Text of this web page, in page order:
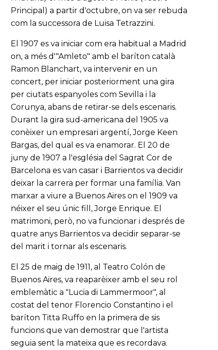
Principal) a partir d'octubre, on va ser rebuda
com la successora de Luisa Tetrazzini.
El 1907 es va iniciar com era habitual a Madrid
on, a més d'"Amleto" amb el baríton català
Ramon Blanchart, va intervenir en un
concert, per iniciar posteriorment una gira
per ciutats espanyoles com Sevilla i la
Corunya, abans de retirar-se dels escenaris.
Durant la gira sud-americana del 1905 va
conèixer un empresari argentí, Jorge Keen
Bargas, del qual es va enamorar. El 20 de
juny de 1907 a l'església del Sagrat Cor de
Barcelona es van casar i Barrientos va decidir
deixar la carrera per formar una família. Van
marxar a viure a Buenos Aires on el 1909 va
néixer el seu únic fill, Jorge Enrique. El
matrimoni, però, no va funcionar i després de
quatre anys Barrientos va decidir separar-se
del marit i tornar als escenaris.
El 25 de maig de 1911, al Teatro Colón de
Buenos Aires, va reaparèixer amb el seu rol
emblemàtic a "Lucia di Lammermoor", al
costat del tenor Florencio Constantino i el
baríton Titta Ruffo en la primera de sis
funcions que van demostrar que l'artista
seguia sent la mateixa que es recordava.